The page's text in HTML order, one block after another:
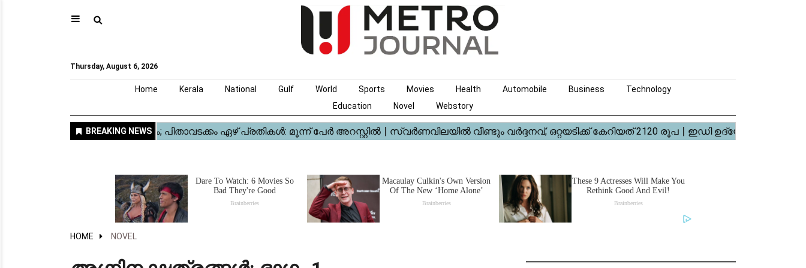
⚲
Thursday, August 6, 2026
Home Kerala National Gulf World Sports Movies Health Automobile Business
Technology
Education
Novel Webstory
HOME NOVEL